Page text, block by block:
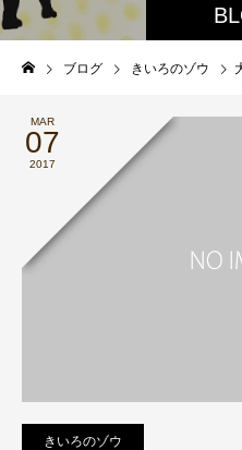
ブログ きいろのゾウ
MAR
07
2017
きいろのゾウ